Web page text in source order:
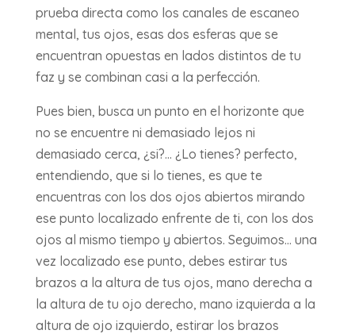
prueba directa como los canales de escaneo
mental, tus ojos, esas dos esferas que se
encuentran opuestas en lados distintos de tu
faz y se combinan casi a la perfección.
Pues bien, busca un punto en el horizonte que
no se encuentre ni demasiado lejos ni
demasiado cerca, ¿si?… ¿Lo tienes? perfecto,
entendiendo, que si lo tienes, es que te
encuentras con los dos ojos abiertos mirando
ese punto localizado enfrente de ti, con los dos
ojos al mismo tiempo y abiertos. Seguimos… una
vez localizado ese punto, debes estirar tus
brazos a la altura de tus ojos, mano derecha a
la altura de tu ojo derecho, mano izquierda a la
altura de ojo izquierdo, estirar los brazos